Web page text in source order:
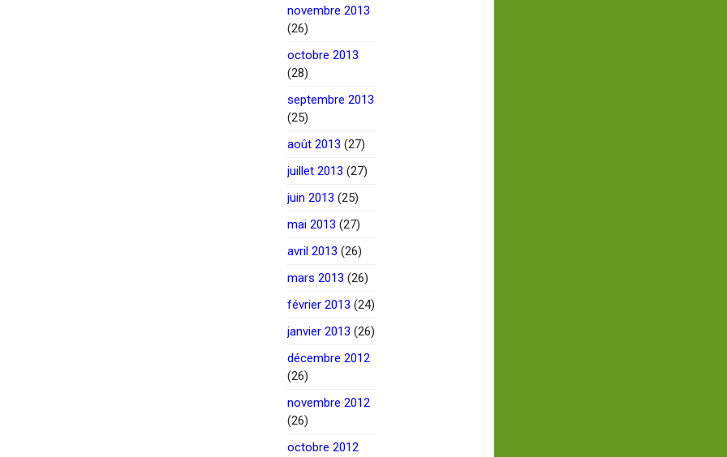
novembre 2013
(26)
octobre 2013
(28)
septembre 2013
(25)
août 2013 (27)
juillet 2013 (27)
juin 2013 (25)
mai 2013 (27)
avril 2013 (26)
mars 2013 (26)
février 2013 (24)
janvier 2013 (26)
décembre 2012
(26)
novembre 2012
(26)
octobre 2012